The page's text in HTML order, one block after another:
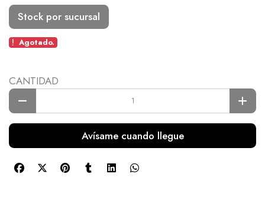
Stock por sucursal
Agotado.
CANTIDAD
Avísame cuando llegue